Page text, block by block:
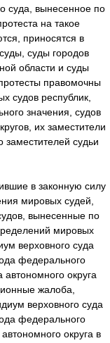
суда, вынесенное по
на такое
приносятся в
суды городов
области и суды
правомочны
судов республик,
значения, судов
их заместители
судьи
в законную силу
мировых судей,
вынесенные по
мировых
верховного суда
федерального
округа
жалоба,
верховного суда
федерального
округа в